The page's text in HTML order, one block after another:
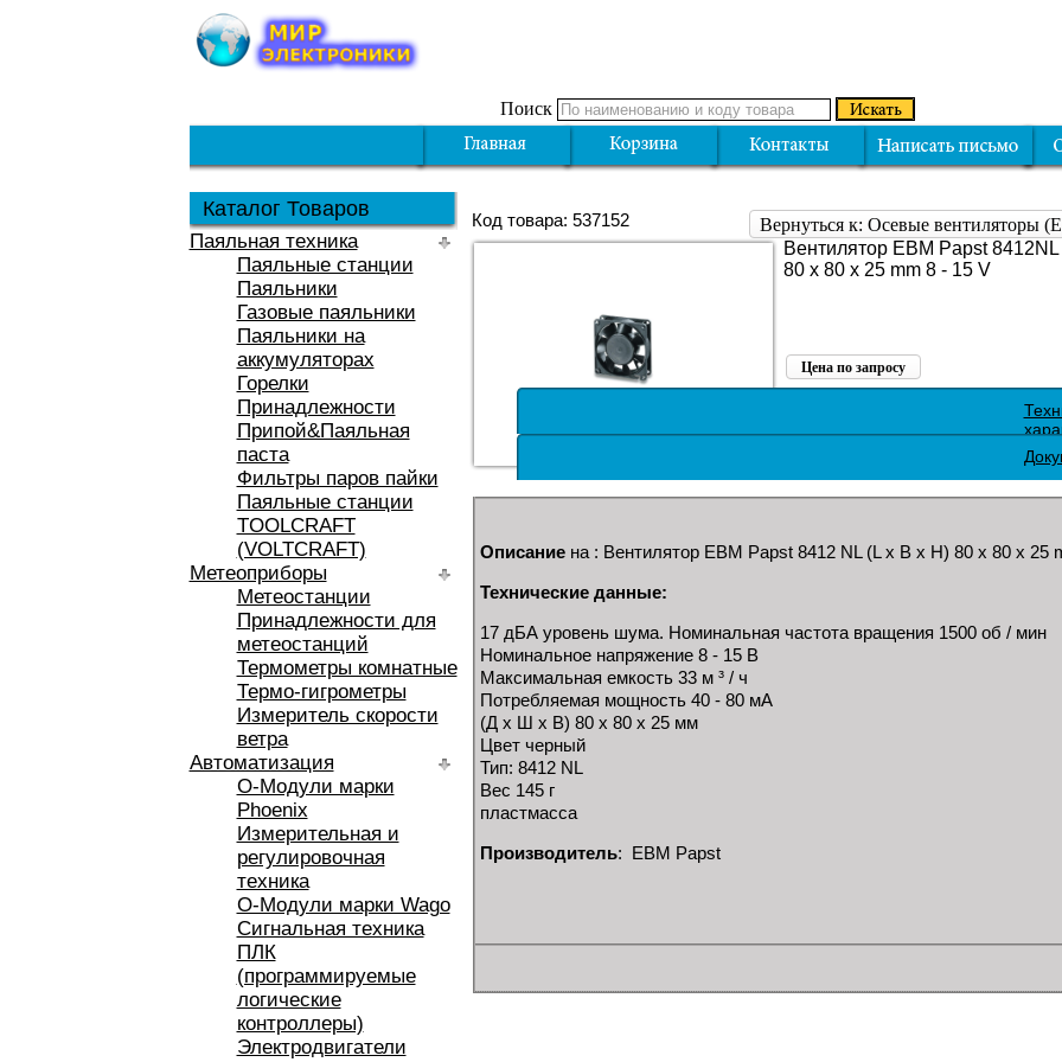
Поиск
Каталог Товаров
Паяльная техника
Паяльные станции
Паяльники
Газовые паяльники
Паяльники на
аккумуляторах
Горелки
Принадлежности
Припой&Паяльная
паста
Фильтры паров пайки
Паяльные станции
TOOLCRAFT
(VOLTCRAFT)
Метеоприборы
Метеостанции
Принадлежности для
метеостанций
Термометры комнатные
Термо-гигрометры
Измеритель скорости
ветра
Автоматизация
O-Модули марки
Phoenix
Измерительная и
регулировочная
техника
O-Модули марки Wago
Сигнальная техника
ПЛК
(программируемые
логические
контроллеры)
Электродвигатели
Вернуться к: Осевые вентиляторы
Код товара: 537152
Вентилятор EBM Papst 8412NL
80 x 80 x 25 mm 8 - 15 V
Цена по запросу
Описаниена : Вентилятор EBM Papst 8412 NL (L x B x H) 80 x 80 x 25
Технические данные:
17 дБА уровень шума. Номинальная частота вращения 1500 об / мин
Номинальное напряжение 8 - 15 В
Максимальная емкость 33 м ³ / ч
Потребляемая мощность 40 - 80 мА
(Д х Ш х В) 80 х 80 х 25 мм
Цвет черный
Тип: 8412 NL
Вес 145 г
пластмасса
Производитель: EBM Papst